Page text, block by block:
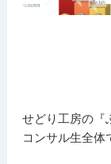
せどり工房の『
コンサル生全体